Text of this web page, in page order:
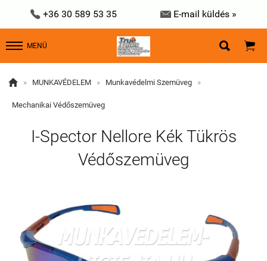
 +36 30 589 53 35  E-mail küldés »
MENÜ  
 » MUNKAVÉDELEM » Munkavédelmi Szemüveg »
Mechanikai Védőszemüveg
I-Spector Nellore Kék Tükrös
Védőszemüveg